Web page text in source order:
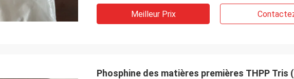
Meilleur Prix
Phosphine des matières premières THPP